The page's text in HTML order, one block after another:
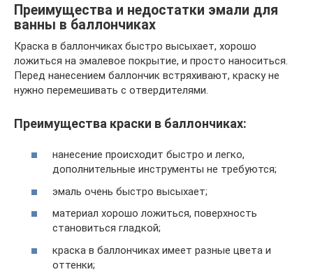
Преимущества и недостатки эмали для
ванны в баллончиках
Краска в баллончиках быстро высыхает, хорошо
ложиться на эмалевое покрытие, и просто наноситься.
Перед нанесением баллончик встряхивают, краску не
нужно перемешивать с отвердителями.
Преимущества краски в баллончиках:
нанесение происходит быстро и легко,
дополнительные инструменты не требуются;
эмаль очень быстро высыхает;
материал хорошо ложиться, поверхность
становиться гладкой;
краска в баллончиках имеет разные цвета и
оттенки;